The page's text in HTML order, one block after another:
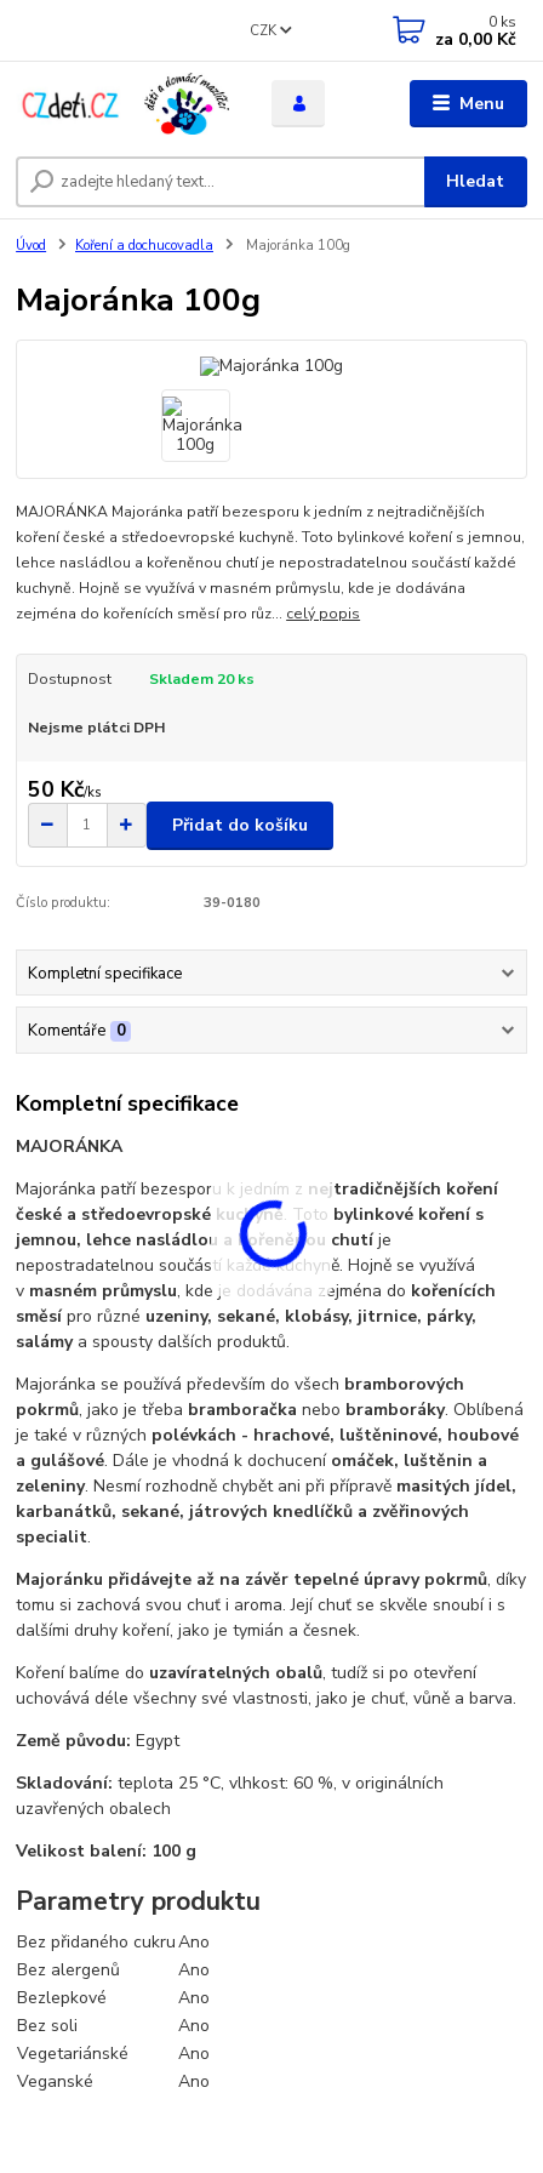
Menu
CZK
Hledat
0 ks
za 0,00 Kč
Úvod Koření a dochucovadla Majoránka 100g
Majoránka 100g
MAJORÁNKA Majoránka patří bezesporu k jedním z nejtradičnějších
koření české a středoevropské kuchyně. Toto bylinkové koření s jemnou,
lehce nasládlou a kořeněnou chutí je nepostradatelnou součástí každé
kuchyně. Hojně se využívá v masném průmyslu, kde je dodávána
zejména do kořenících směsí pro růz... celý popis
Dostupnost Skladem 20 ks
Nejsme plátci DPH
50 Kč/ks
Přidat do košíku
Číslo produktu: 39-0180
Kompletní specifikace
Komentáře 0
Kompletní specifikace
MAJORÁNKA
Majoránka patří bezesporu k jedním z nejtradičnějších koření
české a středoevropské kuchyně. Toto bylinkové koření s
jemnou, lehce nasládlou a kořeněnou chutíje
nepostradatelnou součástí každé kuchyně. Hojně se využívá
v masném průmyslu, kde je dodávána zejména do kořenících
směsípro různé uzeniny, sekané, klobásy, jitrnice, párky,
salámya spousty dalších produktů.
Majoránka se používá především do všech bramborových
pokrmů, jako je třeba bramboračka nebo bramboráky. Oblíbená
je také v různých polévkách - hrachové, luštěninové, houbové
a gulášové. Dále je vhodná k dochucení omáček, luštěnin a
zeleniny. Nesmí rozhodně chybět ani při přípravě masitých jídel,
karbanátků, sekané, játrových knedlíčků a zvěřinových
specialit.
Majoránku přidávejte až na závěr tepelné úpravy pokrmů, díky
tomu si zachová svou chuť i aroma. Její chuť se skvěle snoubí i s
dalšími druhy koření, jako je tymián a česnek.
Koření balíme do uzavíratelných obalů, tudíž si po otevření
uchovává déle všechny své vlastnosti, jako je chuť, vůně a barva.
Země původu: Egypt
Skladování:teplota 25 °C, vlhkost: 60 %, v originálních
uzavřených obalech
Velikost balení: 100 g
Parametry produktu
Bez přidaného cukruAno
Bez alergenů
Ano
Bezlepkové
Ano
Bez soli
Ano
Vegetariánské
Ano
Veganské
Ano